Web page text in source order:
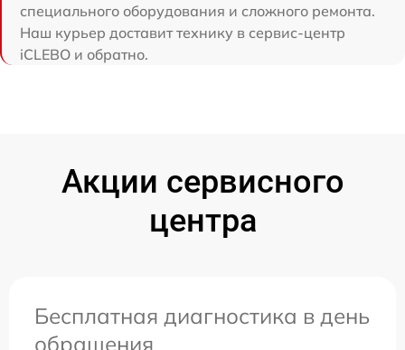
специального оборудования и сложного ремонта.
Наш курьер доставит технику в сервис-центр
iCLEBO и обратно.
Акции сервисного
центра
Бесплатная диагностика в день
обращения